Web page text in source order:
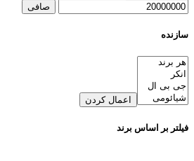
صافی
سازنده
اعمال کردن
فیلتر بر اساس برند